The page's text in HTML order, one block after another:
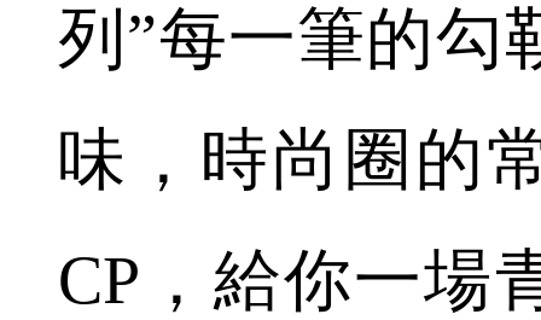
列”每一筆的勾
味，時尚圈的
CP，給你一場